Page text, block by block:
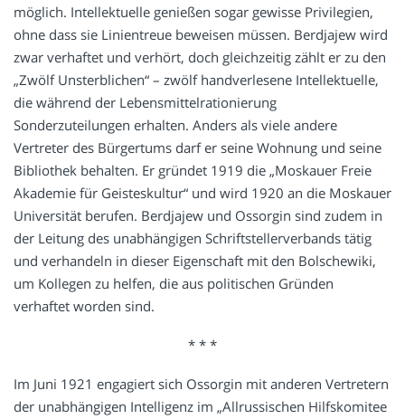
möglich. Intellektuelle genießen sogar gewisse Privilegien,
ohne dass sie Linientreue beweisen müssen. Berdjajew wird
zwar verhaftet und verhört, doch gleichzeitig zählt er zu den
„Zwölf Unsterblichen“ – zwölf handverlesene Intellektuelle,
die während der Lebensmittelrationierung
Sonderzuteilungen erhalten. Anders als viele andere
Vertreter des Bürgertums darf er seine Wohnung und seine
Bibliothek behalten. Er gründet 1919 die „Moskauer Freie
Akademie für Geisteskultur“ und wird 1920 an die Moskauer
Universität berufen. Berdjajew und Ossorgin sind zudem in
der Leitung des unabhängigen Schriftstellerverbands tätig
und verhandeln in dieser Eigenschaft mit den Bolschewiki,
um Kollegen zu helfen, die aus politischen Gründen
verhaftet worden sind.
* * *
Im Juni 1921 engagiert sich Ossorgin mit anderen Vertretern
der unabhängigen Intelligenz im „Allrussischen Hilfskomitee